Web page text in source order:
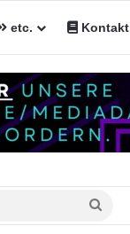
etc. Kontakt